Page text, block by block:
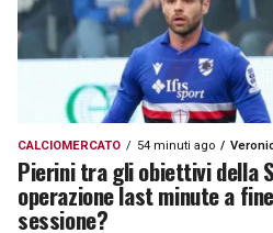
CALCIOMERCATO 54 minuti ago
Pierini tra gli obiettivi della
operazione last minute a fine
sessione?